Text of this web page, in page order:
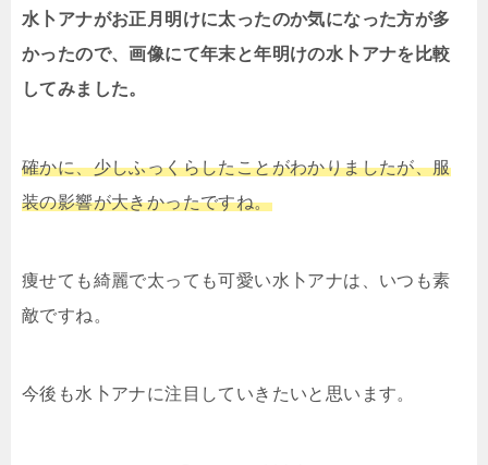
水卜アナがお正月明けに太ったのか気になった方が多
かったので、画像にて年末と年明けの水卜アナを比較
してみました。
確かに、少しふっくらしたことがわかりましたが、服
装の影響が大きかったですね。
痩せても綺麗で太っても可愛い水卜アナは、いつも素
敵ですね。
今後も水卜アナに注目していきたいと思います。